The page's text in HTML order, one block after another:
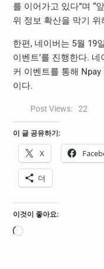
를 이어가고 있다”며 “
위 정보 확산을 막기
한편, 네이버는 5월 19
이벤트’를 진행한다.
커 이벤트를 통해
이다.
Post Views: 22
이 글 공유하기:
X
더
이것이 좋아요:
로